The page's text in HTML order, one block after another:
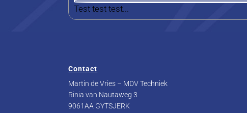
Test test test...
Contact
Martin de Vries – MDV Techniek
Rinia van Nautaweg 3
9061AA GYTSJERK